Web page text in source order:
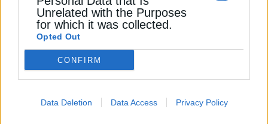
Unrelated with the Purposes
for which it was collected.
Opted Out
CONFIRM
Data Deletion Data Access Privacy Policy
στοιχεία στη Γερμανία
Newsroom 7 Φεβρουαρίου 2024